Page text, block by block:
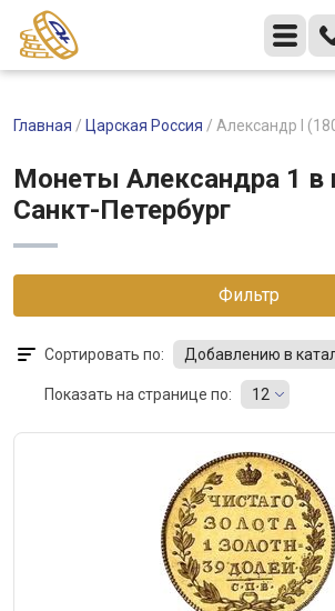
Главная / Царская Россия / Александр I
Монеты Александра 1 в
Санкт-Петербург
Фильтр
Сортировать по: Добавлению в
Показать на странице по: 12